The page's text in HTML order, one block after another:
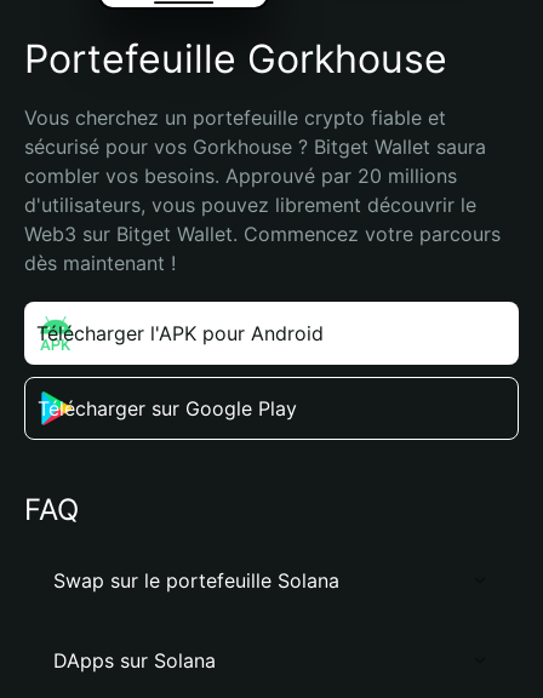
Portefeuille Gorkhouse
Vous cherchez un portefeuille crypto fiable et
sécurisé pour vos Gorkhouse ? Bitget Wallet saura
combler vos besoins. Approuvé par 20 millions
d'utilisateurs, vous pouvez librement découvrir le
Web3 sur Bitget Wallet. Commencez votre parcours
dès maintenant !
Télécharger l'APK pour Android
Télécharger sur Google Play
FAQ
Swap sur le portefeuille Solana
DApps sur Solana